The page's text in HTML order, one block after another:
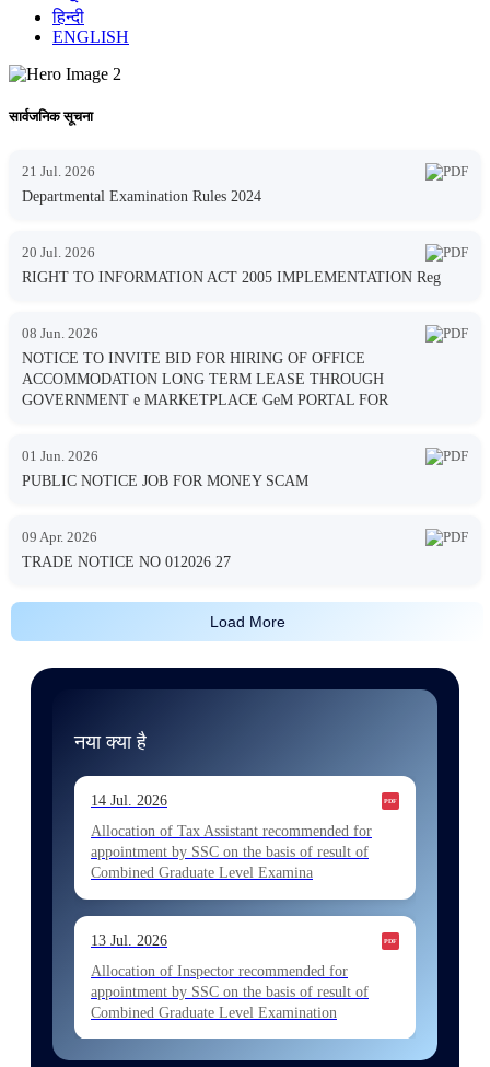
हिन्दी
ENGLISH
सार्वजनिक सूचना
21 Jul. 2026
Departmental Examination Rules 2024
20 Jul. 2026
RIGHT TO INFORMATION ACT 2005 IMPLEMENTATION Reg
08 Jun. 2026
NOTICE TO INVITE BID FOR HIRING OF OFFICE
ACCOMMODATION LONG TERM LEASE THROUGH
GOVERNMENT e MARKETPLACE GeM PORTAL FOR
01 Jun. 2026
PUBLIC NOTICE JOB FOR MONEY SCAM
09 Apr. 2026
TRADE NOTICE NO 012026 27
Load More
नया क्या है
14 Jul. 2026
Allocation of Tax Assistant recommended for
appointment by SSC on the basis of result of
Combined Graduate Level Examina
13 Jul. 2026
Allocation of Inspector recommended for
appointment by SSC on the basis of result of
Combined Graduate Level Examination